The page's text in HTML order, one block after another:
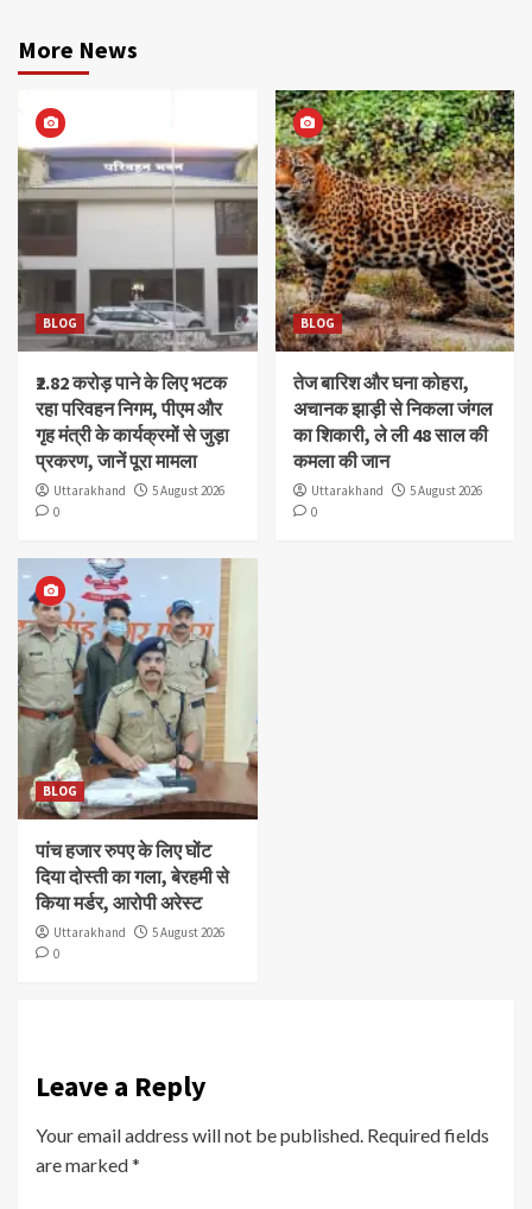
More News
BLOG
₹2.82 करोड़ पाने के लिए भटक
रहा परिवहन निगम, पीएम और
गृह मंत्री के कार्यक्रमों से जुड़ा
प्रकरण, जानें पूरा मामला
Uttarakhand
5 August 2026
0
BLOG
तेज बारिश और घना कोहरा,
अचानक झाड़ी से निकला जंगल
का शिकारी, ले ली 48 साल की
कमला की जान
Uttarakhand
5 August 2026
0
BLOG
पांच हजार रुपए के लिए घोंट
दिया दोस्ती का गला, बेरहमी से
किया मर्डर, आरोपी अरेस्ट
Uttarakhand
5 August 2026
0
Leave a Reply
Your email address will not be published. Required fields
are marked*